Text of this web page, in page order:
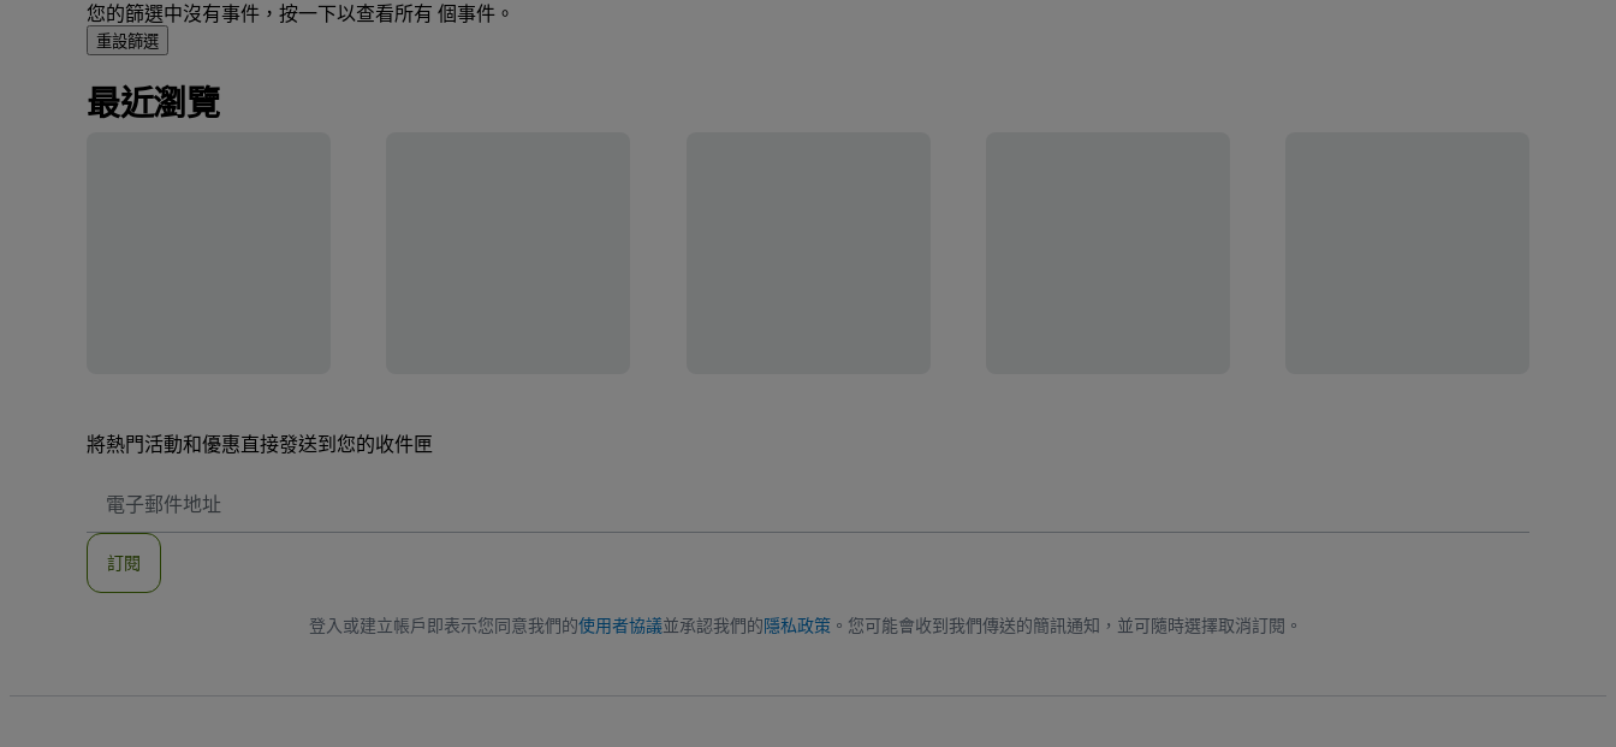
您的篩選中沒有事件，按一下以查看所有 個事件。
重設篩選
最近瀏覽
將熱門活動和優惠直接發送到您的收件匣
子
地
訂閱
登入或建立帳戶即表示您同意我們的使用者協議並承認我們的隱私政策 。您可能會收到我們傳送的簡訊通知，並可隨時選擇取消訂閱。